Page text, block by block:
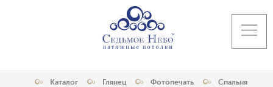
Каталог Глянец Фотопечать Спальня